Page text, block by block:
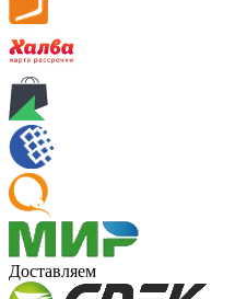
Доставляем